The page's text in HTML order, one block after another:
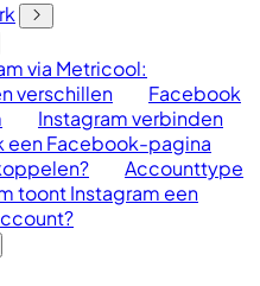
via Metricool:
verschillen
Facebook
Instagram verbinden
een Facebook-pagina
Accounttype
toont Instagram een